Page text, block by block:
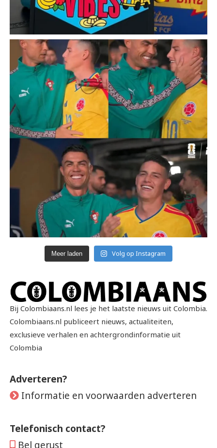
Meer laden Volg op Instagram
Bij Colombiaans.nl lees je het laatste nieuws uit Colombia.
Colombiaans.nl publiceert nieuws, actualiteiten,
exclusieve verhalen en achtergrondinformatie uit
Colombia
Adverteren?
Informatie en voorwaarden adverteren
Telefonisch contact?
Bel gerust